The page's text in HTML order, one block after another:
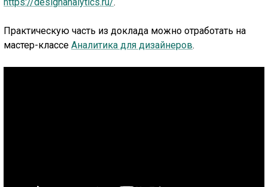
Практическую часть из доклада можно отработать на
мастер-классе Аналитика для дизайнеров.